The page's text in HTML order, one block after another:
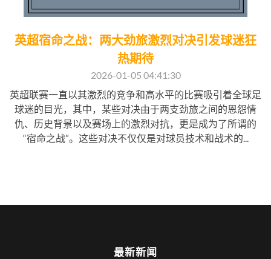
英超宿命之战：两大劲旅激烈对决引发球迷狂
热期待
2026-01-05 04:41:30
英超联赛一直以其激烈的竞争和高水平的比赛吸引着全球足
球迷的目光，其中，某些对决由于两支劲旅之间的恩怨情
仇、历史背景以及赛场上的激烈对抗，更是成为了所谓的
“宿命之战”。这些对决不仅仅是对球员技术和战术的...
最新新闻